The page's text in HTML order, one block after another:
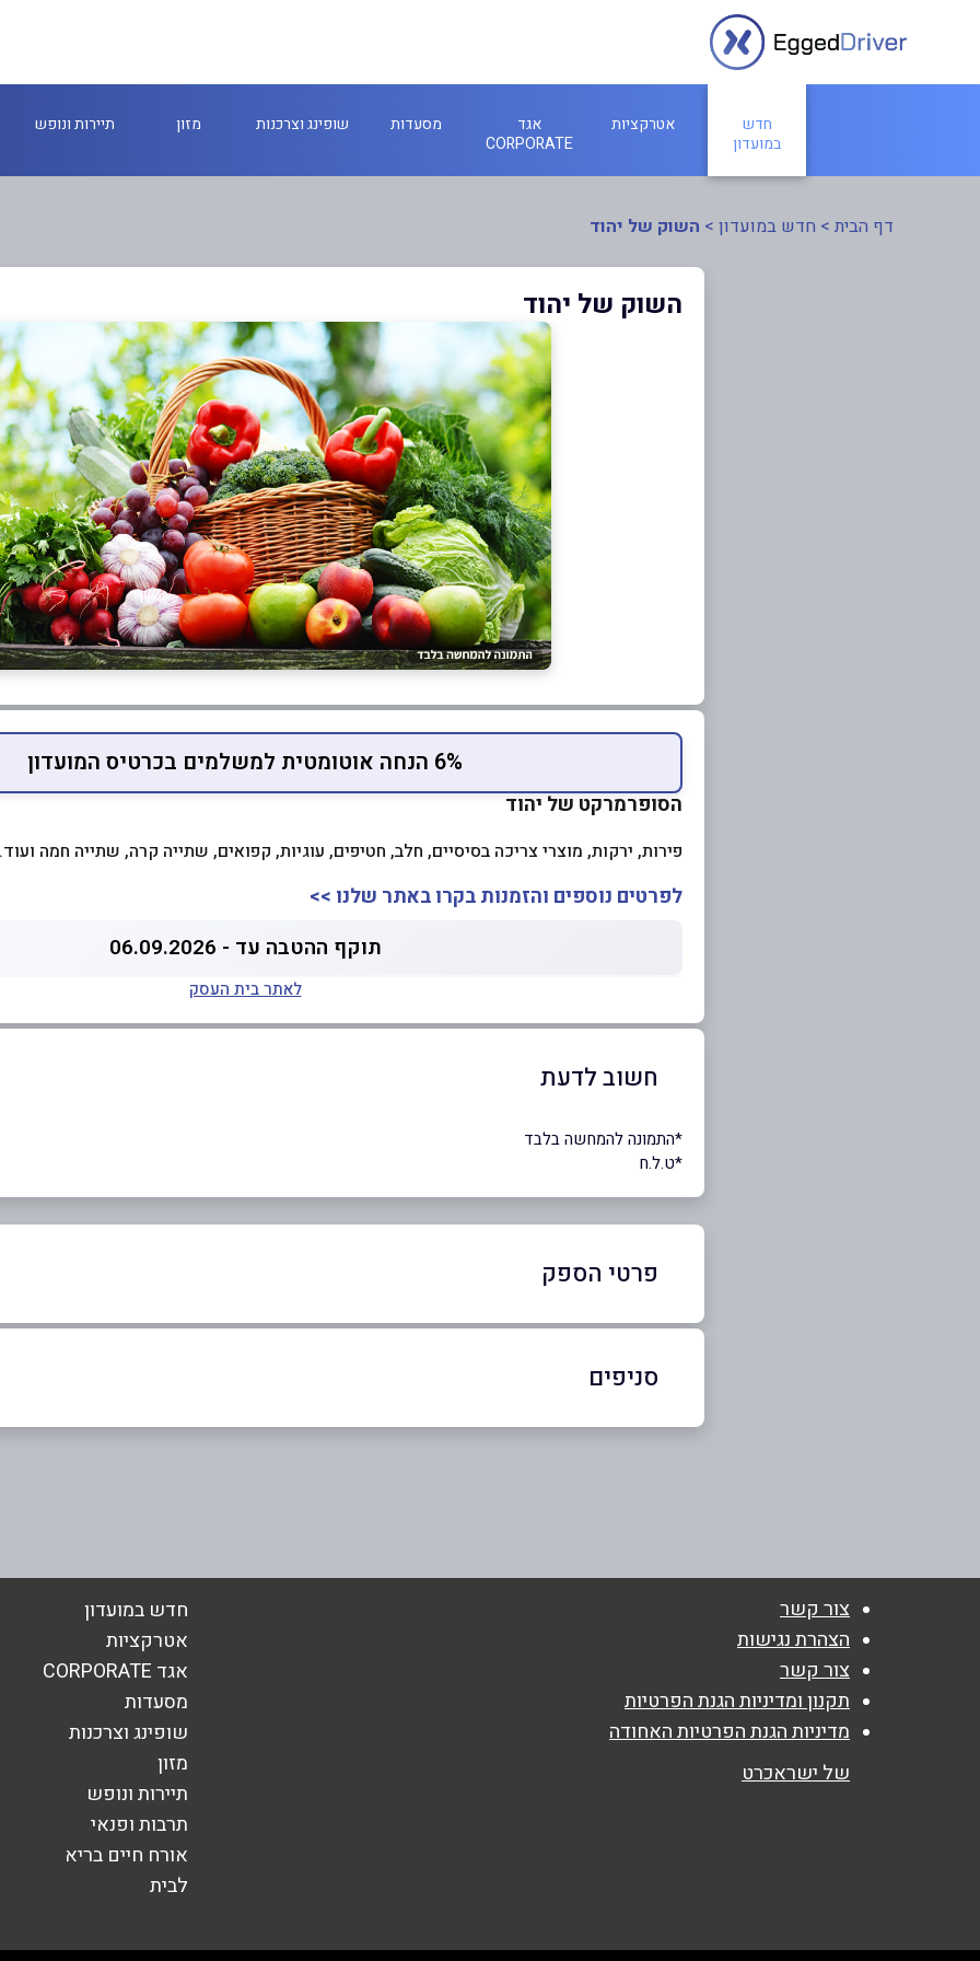
חדש
במועדון
אטרקציות
אגד
CORPORATE
מסעדות שופינג וצרכנות מזון תיירות ונופש
דף הבית > חדש במועדון > השוק של יהוד
השוק של יהוד
6% הנחה אוטומטית למשלמים בכרטיס המועדון
הסופרמרקט של יהוד
פירות, ירקות, מוצרי צריכה בסיסיים, חלב, חטיפים, עוגיות, קפואים, שתייה קרה, שתייה חמה
לפרטים נוספים והזמנות בקרו באתר שלנו >>
תוקף ההטבה עד - 06.09.2026
לאתר בית העסק
חשוב לדעת
*התמונה להמחשה בלבד
*ט.ל.ח
פרטי הספק
054-7674675
באתר
טלפון* אימייל*
אנא חזרו אלי בקשר ל...
הודעה*
סניפים
צור קשר
הצהרת נגישות
צור קשר
תקנון ומדיניות הגנת הפרטיות
מדיניות הגנת הפרטיות האחודה
של ישראכרט
חדש במועדון
אטרקציות
אגד CORPORATE
מסעדות
שופינג וצרכנות
מזון
תיירות ונופש
תרבות ופנאי
אורח חיים בריא
לבית